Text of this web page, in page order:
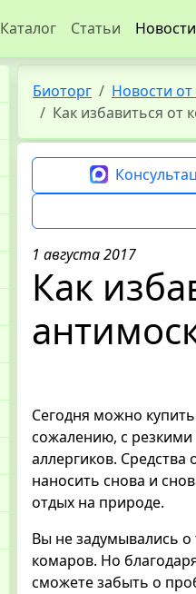
Каталог Статьи Новости
Биоторг
Новости
Как избавиться
1 августа 2017
Как
Сегодня можно
сожалению, с
аллергиков.
наносить снова и
отдых на природе.
Вы не задумывались о
комаров. Но
сможете забыть о